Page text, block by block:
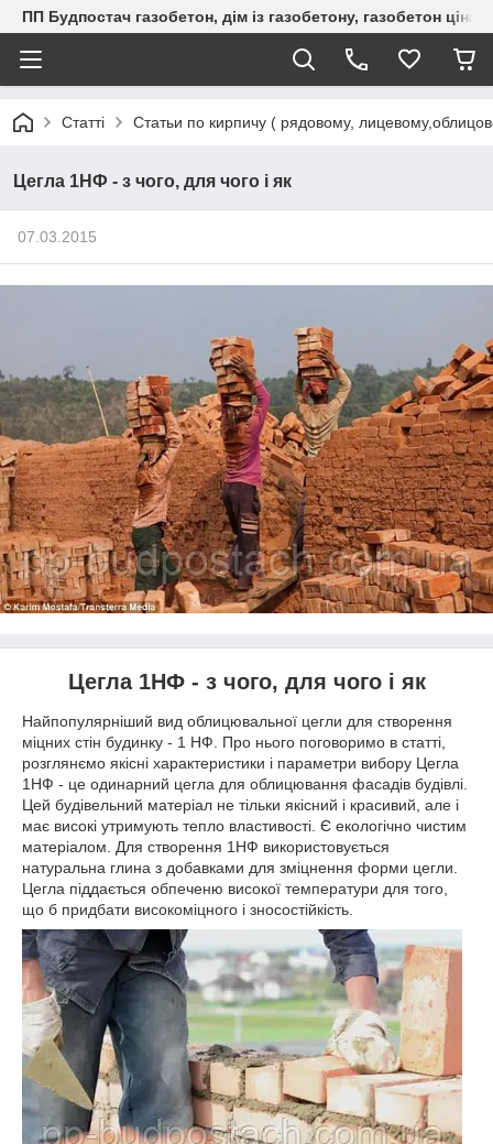
ПП Будпостач газобетон, дім із газобетону, газобетон
Статті Статьи по кирпичу ( рядовому,
Цегла 1НФ - з чого, для чого і як
07.03.2015
Цегла 1НФ - з чого, для чого і як
Найпопулярніший вид облицювальної цегли для створення
міцних стін будинку - 1 НФ. Про нього поговоримо в статті,
розглянємо якісні характеристики і параметри вибору Цегла
1НФ - це одинарний цегла для облицювання фасадів будівлі.
Цей будівельний матеріал не тільки якісний і красивий, але і
має високі утримують тепло властивості. Є екологічно чистим
матеріалом. Для створення 1НФ використовується
натуральна глина з добавками для зміцнення форми цегли.
Цегла піддається обпеченю високої температури для того,
що б придбати високоміцного і зносостійкість.